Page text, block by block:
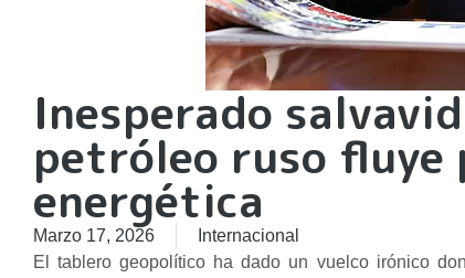
Inesperado
petróleo ruso
energética
Marzo 17, 2026
Internacional
El tablero geopolítico ha dado un vuelco irónico